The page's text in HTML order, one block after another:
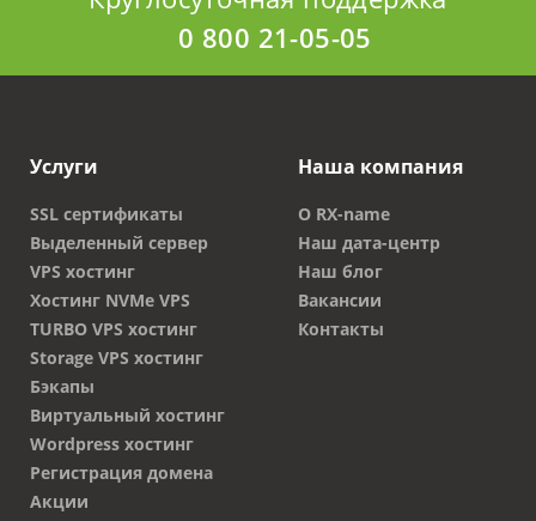
Международный домен по доступной цене –
это отличная возможность выйти на мировой
Преимущества регистрации
Купить домен нужно только в проверенной
организации. Специалисты компании RX-NAME
помогут осуществить процедуру регистрации в
соответствии с установленными нормами. Это
выполняется за считанные минуты. Сначала
проводится проверка существования имени.
Если сайта с таким названием не существует,
можно приступить к оплате. После этого
подается заявка на регистрацию. Уже через
сутки сайт приобретает целевой трафик.
0 800 21-05-05
Услуги
SSL сертификаты
Выделенный сервер
VPS хостинг
Хостинг NVMe VPS
TURBO VPS хостинг
Storage VPS хостинг
Бэкапы
Виртуальный хостинг
Wordpress хостинг
Регистрация домена
Акции
Наша компания
О RX-name
Наш дата-центр
Наш блог
Вакансии
Контакты